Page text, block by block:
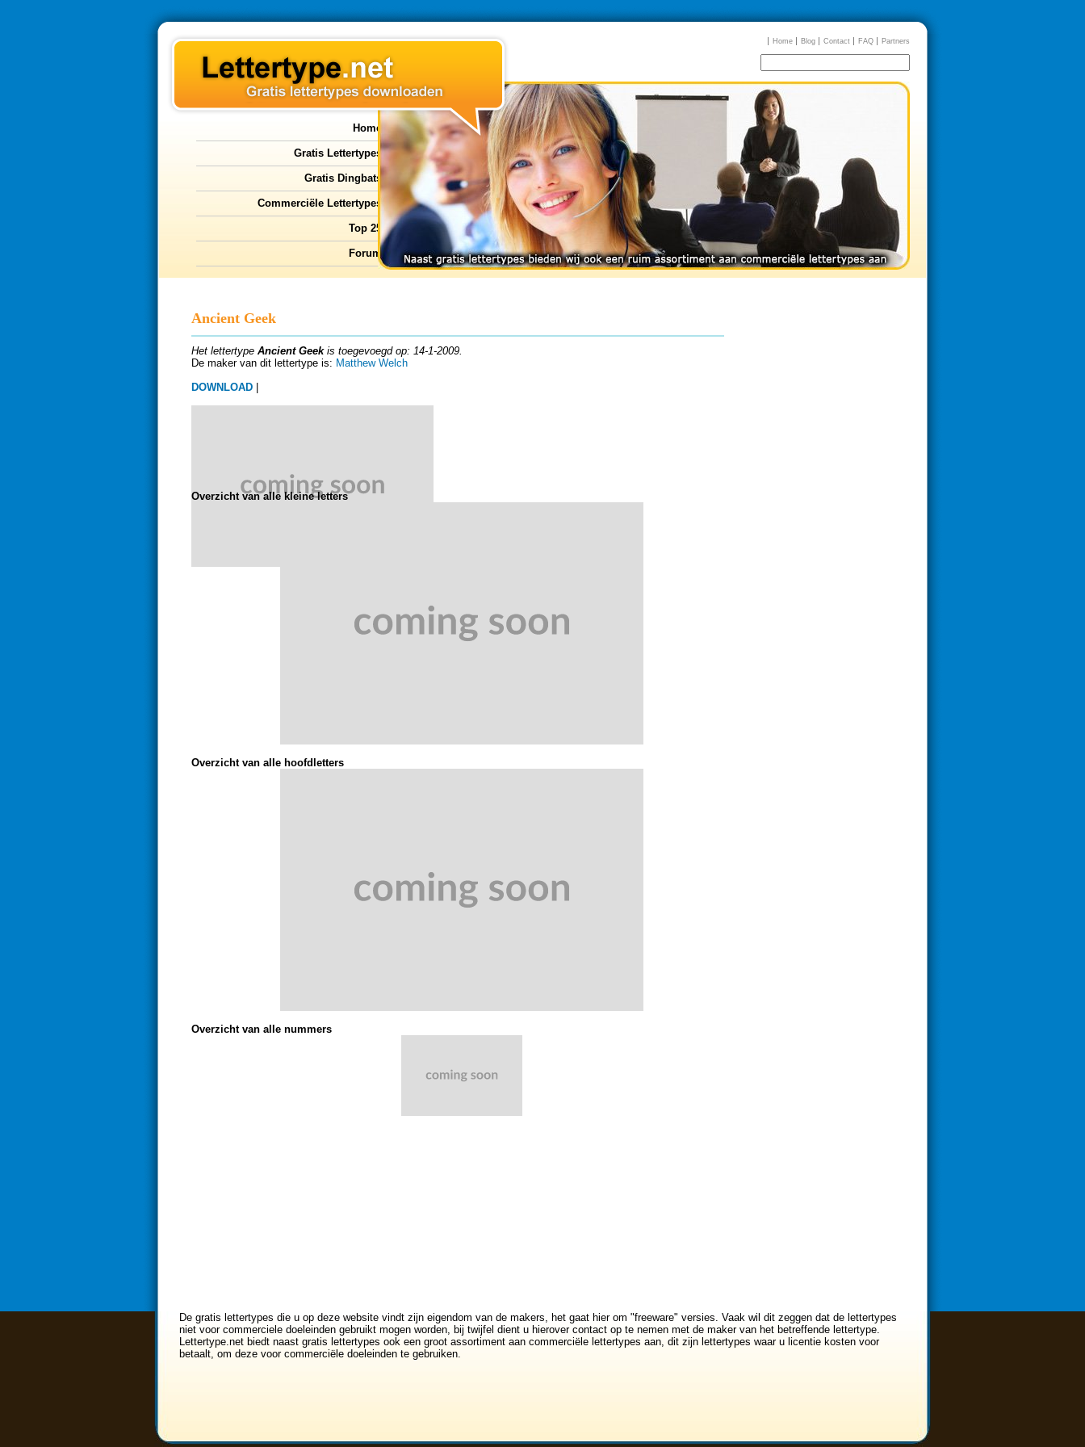
Home Blog Contact FAQ Partners
Home
Gratis Lettertypes
Gratis Dingbats
Commerciële Lettertypes
Top 25
Forum
Ancient Geek
Het lettertype Ancient Geekis toegevoegd op: 14-1-2009.
De maker van dit lettertype is: Matthew Welch
DOWNLOAD
Overzicht van alle kleine letters
Overzicht van alle hoofdletters
Overzicht van alle nummers
De gratis lettertypes die u op deze website vindt zijn eigendom van de makers, het gaat hier om "freeware" versies. Vaak wil dit zeggen dat de lettertypes
niet voor commerciele doeleinden gebruikt mogen worden, bij twijfel dient u hierover contact op te nemen met de maker van het betreffende lettertype.
Lettertype.net biedt naast gratis lettertypes ook een groot assortiment aan commerciële lettertypes aan, dit zijn lettertypes waar u licentie kosten voor
betaalt, om deze voor commerciële doeleinden te gebruiken.